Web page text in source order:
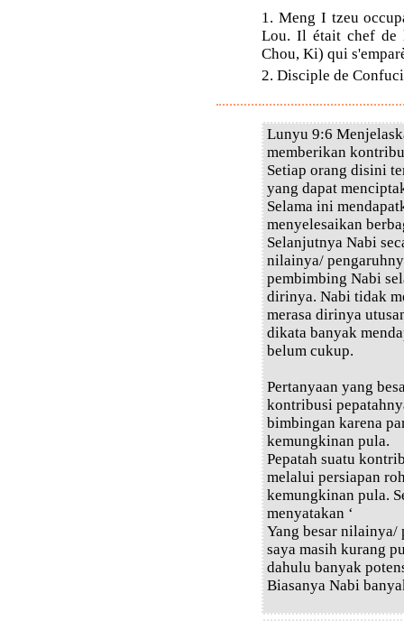
1. Meng I tzeu
Lou. Il était chef de
Chou, Ki) qui
2. Disciple de
Lunyu 9:6
memberikan
Setiap orang disini
yang dapat
Selama ini
menyelesaikan
Selanjutnya Nabi
nilainya/
pembimbing Nabi
dirinya. Nabi tidak
merasa dirinya
dikata banyak
belum cukup.
Pertanyaan yang
kontribusi
bimbingan karena
kemungkinan pula.
Pepatah suatu
melalui persiapan
kemungkinan pula.
menyatakan ‘
Yang besar nilainya/
saya masih kurang
dahulu banyak
Biasanya Nabi